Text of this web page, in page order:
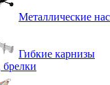
Металлические
Гибкие карнизы
брелки